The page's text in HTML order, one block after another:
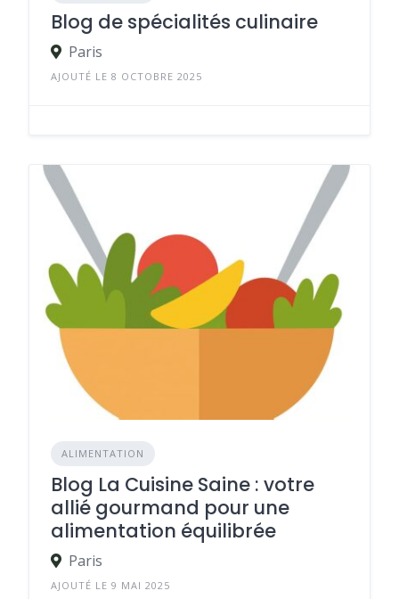
Blog de spécialités culinaire
Paris
AJOUTÉ LE 8 OCTOBRE 2025
ALIMENTATION
Blog La Cuisine Saine : votre
allié gourmand pour une
alimentation équilibrée
Paris
AJOUTÉ LE 9 MAI 2025